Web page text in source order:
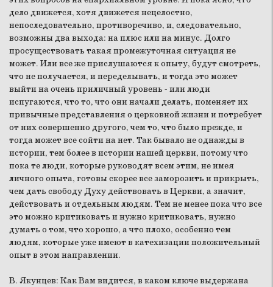
дело движется, хотя движется нецелостно,
непоследовательно, противоречиво, и, следовательно,
возможны два выхода: на плюс или на минус. Долго
просуществовать такая промежуточная ситуация не
может. Или все же прислушаются к опыту, будут смотреть,
что не получается, и переделывать, и тогда это может
выйти на очень приличный уровень - или люди
испугаются, что то, что они начали делать, поменяет их
привычные представления о церковной жизни и потребует
от них совершенно другого, чем то, что было прежде, и
тогда может все сойти на нет. Так бывало не однажды в
истории, тем более в истории нашей церкви, потому что
пока те люди, которые руководят всем этим, не имея
личного опыта, готовы скорее все заморозить и прикрыть,
чем дать свободу Духу действовать в Церкви, а значит,
действовать и отдельным людям. Тем не менее пока что все
это можно критиковать и нужно критиковать, нужно
думать о том, что хорошо, а что плохо, особенно тем
людям, которые уже имеют в катехизации положительный
опыт в этом направлении.
В. Якунцев: Как Вам видится, в каком ключе выдержана